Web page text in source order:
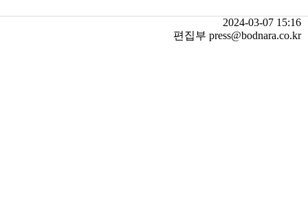
2024-03-07 15:16
편집부 press@bodnara.co.kr